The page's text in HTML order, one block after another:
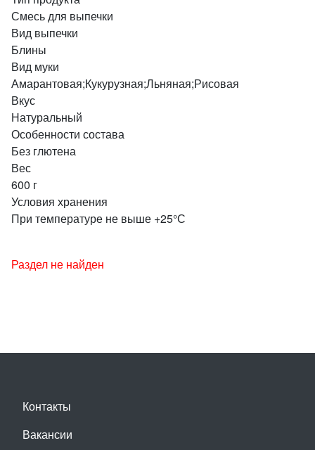
Смесь для выпечки
Вид выпечки
Блины
Вид муки
Амарантовая;Кукурузная;Льняная;Рисовая
Вкус
Натуральный
Особенности состава
Без глютена
Вес
600 г
Условия хранения
При температуре не выше +25°С
Раздел не найден
Контакты
Вакансии